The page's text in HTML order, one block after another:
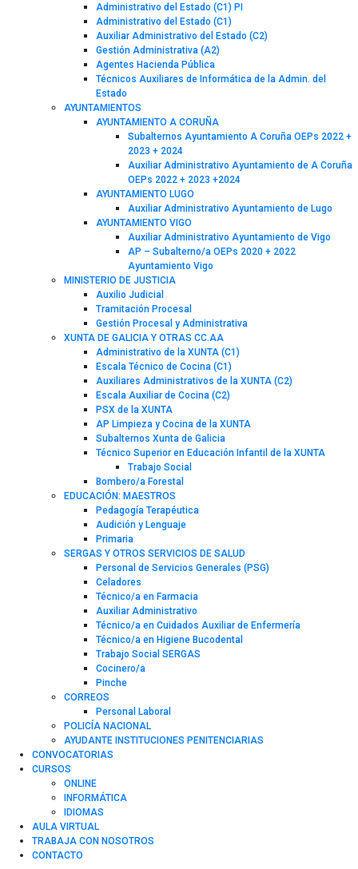
Administrativo del Estado (C1) PI
Administrativo del Estado (C1)
Auxiliar Administrativo del Estado (C2)
Gestión Administrativa (A2)
Agentes Hacienda Pública
Técnicos Auxiliares de Informática de la Admin. del
Estado
AYUNTAMIENTOS
AYUNTAMIENTO A CORUÑA
Subalternos Ayuntamiento A Coruña OEPs 2022 +
2023 + 2024
Auxiliar Administrativo Ayuntamiento de A Coruña
OEPs 2022 + 2023 +2024
AYUNTAMIENTO LUGO
Auxiliar Administrativo Ayuntamiento de Lugo
AYUNTAMIENTO VIGO
Auxiliar Administrativo Ayuntamiento de Vigo
AP – Subalterno/a OEPs 2020 + 2022
Ayuntamiento Vigo
MINISTERIO DE JUSTICIA
Auxilio Judicial
Tramitación Procesal
Gestión Procesal y Administrativa
XUNTA DE GALICIA Y OTRAS CC.AA
Administrativo de la XUNTA (C1)
Escala Técnico de Cocina (C1)
Auxiliares Administrativos de la XUNTA (C2)
Escala Auxiliar de Cocina (C2)
PSX de la XUNTA
AP Limpieza y Cocina de la XUNTA
Subalternos Xunta de Galicia
Técnico Superior en Educación Infantil de la XUNTA
Trabajo Social
Bombero/a Forestal
EDUCACIÓN: MAESTROS
Pedagogía Terapéutica
Audición y Lenguaje
Primaria
SERGAS Y OTROS SERVICIOS DE SALUD
Personal de Servicios Generales (PSG)
Celadores
Técnico/a en Farmacia
Auxiliar Administrativo
Técnico/a en Cuidados Auxiliar de Enfermería
Técnico/a en Higiene Bucodental
Trabajo Social SERGAS
Cocinero/a
Pinche
CORREOS
Personal Laboral
POLICÍA NACIONAL
AYUDANTE INSTITUCIONES PENITENCIARIAS
CONVOCATORIAS
CURSOS
ONLINE
INFORMÁTICA
IDIOMAS
AULA VIRTUAL
TRABAJA CON NOSOTROS
CONTACTO